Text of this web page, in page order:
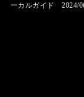
ーカルガイド 2024/